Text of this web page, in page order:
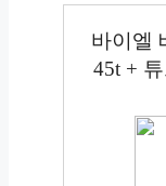
바이엘
45t +